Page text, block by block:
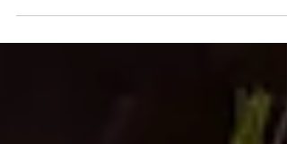
immer mehr Studien diese Beliebtheit zu
und wissenschaftlich zu beweisen. Es gibt
Gegenstand haben. Hier werden besonders die
Rückenschmerzen, Herz-Kreislauf-